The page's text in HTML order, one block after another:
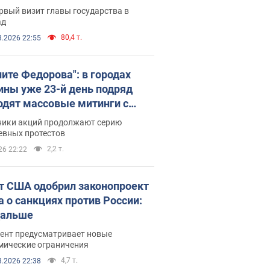
визит главы государства в
22:55 80,4 т.
Федорова": в городах
уже 23-й день подряд
массовые митинги с
Фото и видео
акций продолжают серию
протестов
22:22 2,2 т.
США одобрил законопроект
о санкциях против России:
предусматривает новые
ограничения
22:38 4,7 т.